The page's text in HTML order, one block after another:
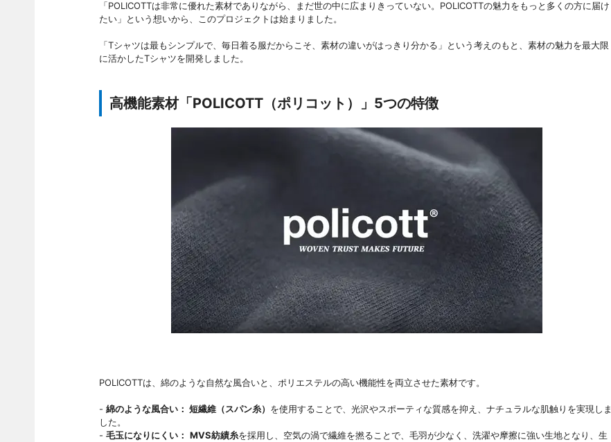
「POLICOTTは非常に優れた素材でありながら、まだ世の中に広まりきっていない。POLICOTTの魅力をもっと多くの方に届け
たい」という想いから、このプロジェクトは始まりました。
「Tシャツは最もシンプルで、毎日着る服だからこそ、素材の違いがはっきり分かる」という考えのもと、素材の魅力を最大限
に活かしたTシャツを開発しました。
高機能素材「POLICOTT（ポリコット）」5つの特徴
POLICOTTは、綿のような自然な風合いと、ポリエステルの高い機能性を両立させた素材です。
- 綿のような風合い： 短繊維（スパン糸） を使用することで、光沢やスポーティな質感を抑え、ナチュラルな肌触りを実現しま
した。
- 毛玉になりにくい： MVS紡績糸を採用し、空気の渦で繊維を撚ることで、毛羽が少なく、洗濯や摩擦に強い生地となり、生